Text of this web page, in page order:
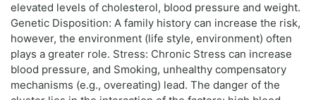
elevated levels of cholesterol, blood pressure and weight.
Genetic Disposition: A family history can increase the risk,
however, the environment (life style, environment) often
plays a greater role. Stress: Chronic Stress can increase
blood pressure, and Smoking, unhealthy compensatory
mechanisms (e.g., overeating) lead. The danger of the